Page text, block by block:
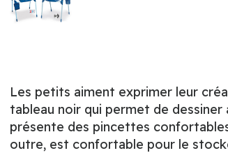
Les petits aiment exprimer leur
tableau noir qui permet de
présente des pincettes
outre, est confortable pour le